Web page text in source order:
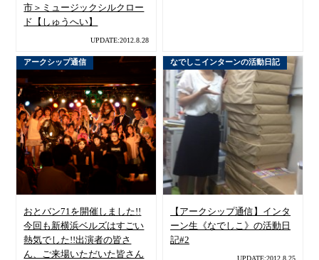
市＞ミュージックシルクロー
ド【しゅうへい】
UPDATE:2012.8.28
アークシップ通信
おとバン71を開催しました!!
今回も新横浜ベルズはすごい
熱気でした!!出演者の皆さ
ん、ご来場いただいた皆さん
なでしこインターンの活動日記
【アークシップ通信】インタ
ーン生《なでしこ》の活動日
記#2
UPDATE:2012.8.25